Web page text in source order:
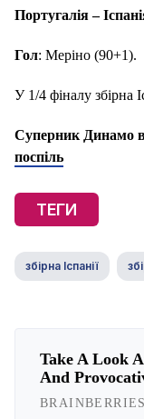
Португалія –
Гол: Меріно (90+1).
У 1/4 фіналу збірна
Суперник Динамо
поспіль
ТЕГИ
збірна Іспанії